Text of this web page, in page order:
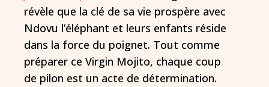
révèle que la clé de sa vie prospère avec
Ndovu l’éléphant et leurs enfants réside
dans la force du poignet. Tout comme
préparer ce Virgin Mojito, chaque coup
de pilon est un acte de détermination.